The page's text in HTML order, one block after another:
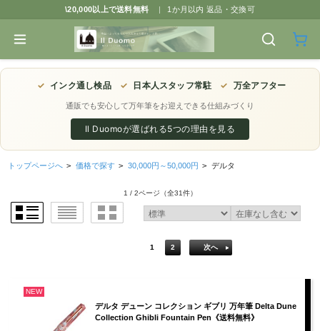
\20,000以上で送料無料 | 1か月以内 返品・交換可
✓ インク通し検品 ✓ 日本人スタッフ常駐 ✓ 万全アフター
通販でも安心して万年筆をお迎えできる仕組みづくり
Il Duomoが選ばれる5つの理由を見る
トップページへ > 価格で探す > 30,000円～50,000円 > デルタ
1 / 2ページ （全31件）
1 2 次へ
NEW
デルタ デューン コレクション ギブリ 万年筆 Delta Dune
Collection Ghibli Fountain Pen《送料無料》